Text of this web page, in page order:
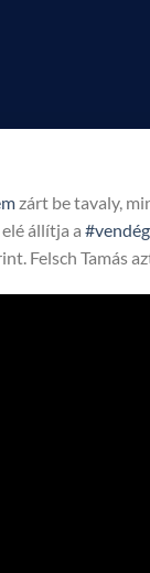
zárt be tavaly,
állítja a
Felsch Tamás